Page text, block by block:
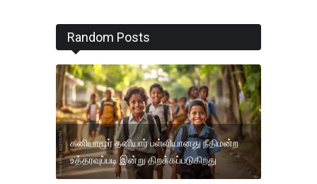
Random Posts
கனியாமூர் தனியார் பள்ளியானது நீதிமன்ற
உத்தரவுப்படி இன்று திறக்கப்படுகிறது